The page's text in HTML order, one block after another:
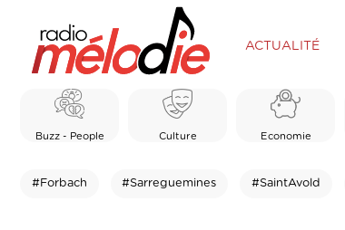
ACTUALITÉ
Buzz - People Culture Economie
#Forbach #Sarreguemines #SaintAvold